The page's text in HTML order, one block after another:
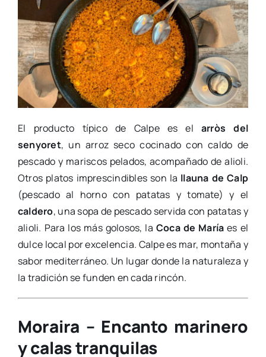
El producto típico de Calpe es el arròs del
senyoret, un arroz seco cocinado con caldo de
pescado y mariscos pelados, acompañado de alioli.
Otros platos imprescindibles son la llauna de Calp
(pescado al horno con patatas y tomate) y el
caldero, una sopa de pescado servida con patatas y
alioli. Para los más golosos, la Coca de María es el
dulce local por excelencia. Calpe es mar, montaña y
sabor mediterráneo. Un lugar donde la naturaleza y
la tradición se funden en cada rincón.
Moraira – Encanto marinero
y calas tranquilas